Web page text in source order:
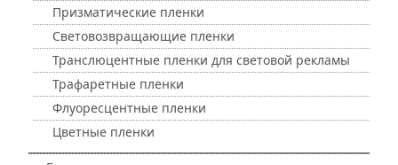
Призматические пленки
Световозвращающие пленки
Транслюцентные пленки для световой рекламы
Трафаретные пленки
Флуоресцентные пленки
Цветные пленки